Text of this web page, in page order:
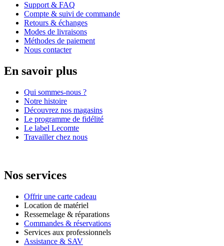
Support & FAQ
Compte & suivi de commande
Retours & échanges
Modes de livraisons
Méthodes de paiement
Nous contacter
En savoir plus
Qui sommes-nous ?
Notre histoire
Découvrez nos magasins
Le programme de fidélité
Le label Lecomte
Travailler chez nous
Nos services
Offrir une carte cadeau
Location de matériel
Ressemelage & réparations
Commandes & réservations
Services aux professionnels
Assistance & SAV